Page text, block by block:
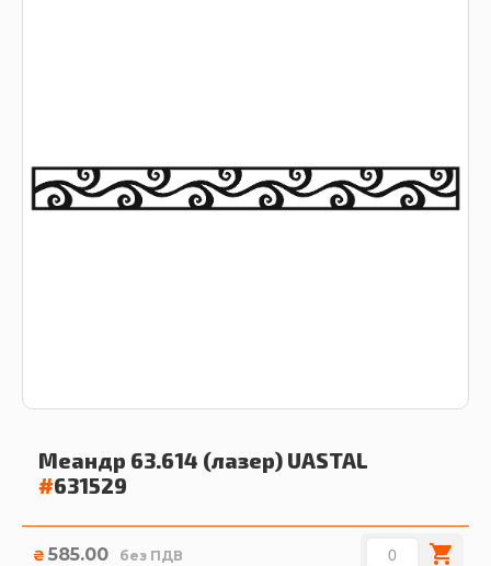
Меандр 63.614 (лазер) UASTAL
#631529
₴ 585.00 без ПДВ